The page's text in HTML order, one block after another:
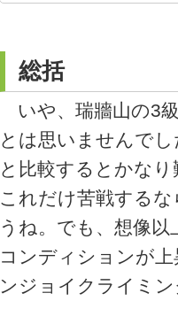
総括
いや、瑞牆山の3
とは思いませんで
と比較するとかな
これだけ苦戦する
うね。でも、想像
コンディションが
ンジョイクライミ